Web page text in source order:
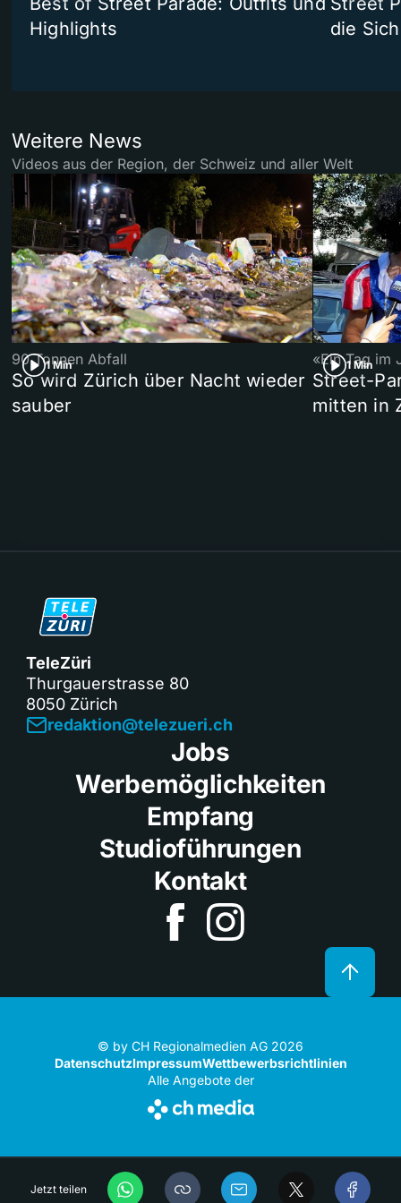
Jetzt teilen
Highlights
die
Weitere News
Videos aus der Region, der Schweiz und aller Welt
1 Min
90 Tonnen Abfall
So wird Zürich über Nacht wieder
sauber
1 Min
«Ein Tag im
Street-
mitten in
TeleZüri
Thurgauerstrasse 80
8050 Zürich
redaktion@telezueri.ch
Jobs
Werbemöglichkeiten
Empfang
Studioführungen
Kontakt
© by CH Regionalmedien AG 2026
DatenschutzImpressumWettbewerbsrichtlinien
Alle Angebote der